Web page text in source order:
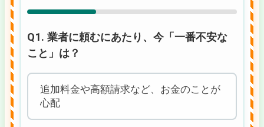
Q1. 業者に頼むにあたり、今「一番不安な
こと」は？
追加料金や高額請求など、お金のことが
心配